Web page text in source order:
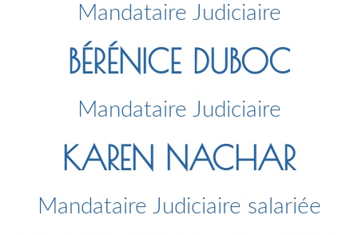
Mandataire Judiciaire
BÉRÉNICE DUBOC
Mandataire Judiciaire
KAREN NACHAR
Mandataire Judiciaire salariée